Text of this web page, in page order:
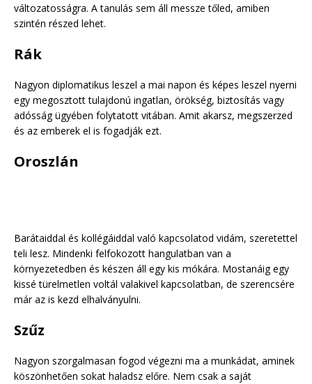
változatosságra. A tanulás sem áll messze tőled, amiben
szintén részed lehet.
Rák
Nagyon diplomatikus leszel a mai napon és képes leszel nyerni
egy megosztott tulajdonú ingatlan, örökség, biztosítás vagy
adósság ügyében folytatott vitában. Amit akarsz, megszerzed
és az emberek el is fogadják ezt.
Oroszlán
Barátaiddal és kollégáiddal való kapcsolatod vidám, szeretettel
teli lesz. Mindenki felfokozott hangulatban van a
környezetedben és készen áll egy kis mókára. Mostanáig egy
kissé türelmetlen voltál valakivel kapcsolatban, de szerencsére
már az is kezd elhalványulni.
Szűz
Nagyon szorgalmasan fogod végezni ma a munkádat, aminek
köszönhetően sokat haladsz előre. Nem csak a saját